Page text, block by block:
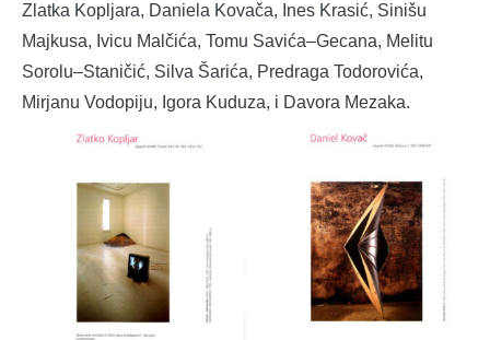
Zlatka Kopljara, Daniela Kovača, Ines Krasić, Sinišu
Majkusa, Ivicu Malčića, Tomu Savića–Gecana, Melitu
Sorolu–Staničić, Silva Šarića, Predraga Todorovića,
Mirjanu Vodopiju, Igora Kuduza, i Davora Mezaka.